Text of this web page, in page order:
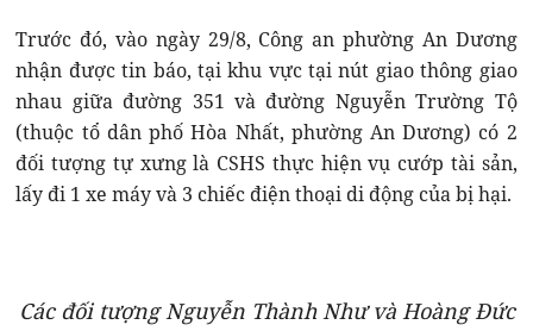
Trước đó, vào ngày 29/8, Công an phường An Dương
nhận được tin báo, tại khu vực tại nút giao thông giao
nhau giữa đường 351 và đường Nguyễn Trường Tộ
(thuộc tổ dân phố Hòa Nhất, phường An Dương) có 2
đối tượng tự xưng là CSHS thực hiện vụ cướp tài sản,
lấy đi 1 xe máy và 3 chiếc điện thoại di động của bị hại.
Các đối tượng Nguyễn Thành Như và Hoàng Đức